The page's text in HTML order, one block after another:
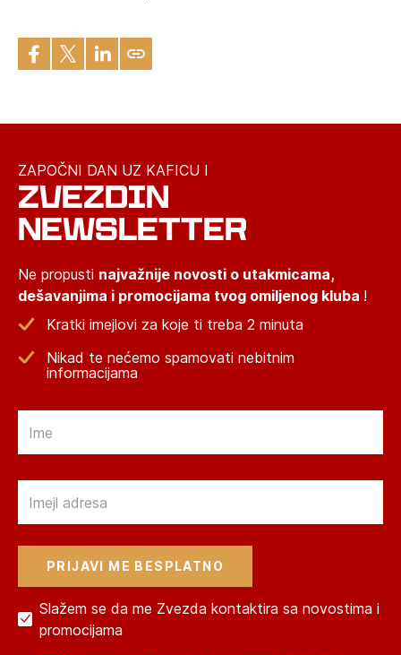
ZAPOČNI DAN UZ KAFICU I
ZVEZDIN
NEWSLETTER
Ne propusti najvažnije novosti o utakmicama,
dešavanjima i promocijama tvog omiljenog kluba !
Kratki imejlovi za koje ti treba 2 minuta
Nikad te nećemo spamovati nebitnim
informacijama
Slažem se da me Zvezda kontaktira sa novostima i
promocijama